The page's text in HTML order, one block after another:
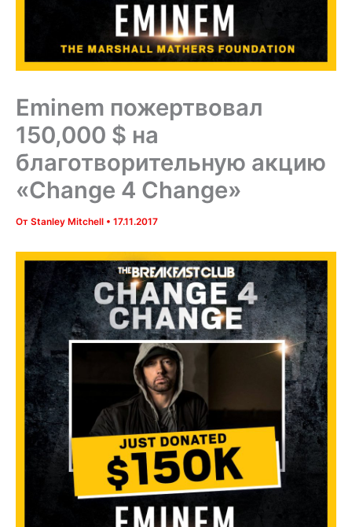
Eminem пожертвовал
150,000 $ на
благотворительную акцию
«Change 4 Change»
От Stanley Mitchell • 17.11.2017